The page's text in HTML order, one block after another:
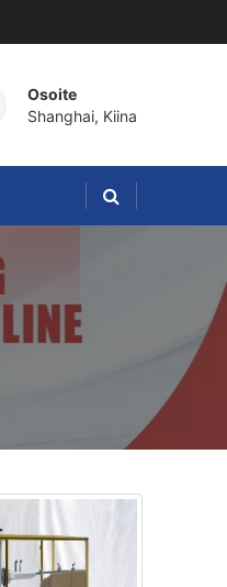
Osoite
Shanghai, Kiina